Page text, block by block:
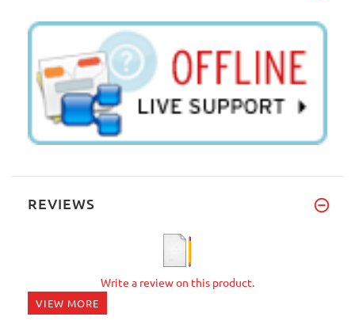
REVIEWS
Write a review on this product.
VIEW MORE